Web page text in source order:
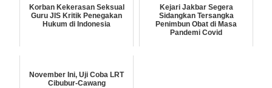
Korban Kekerasan Seksual
Guru JIS Kritik Penegakan
Hukum di Indonesia
Kejari Jakbar Segera
Sidangkan Tersangka
Penimbun Obat di Masa
Pandemi Covid
November Ini, Uji Coba LRT
Cibubur-Cawang